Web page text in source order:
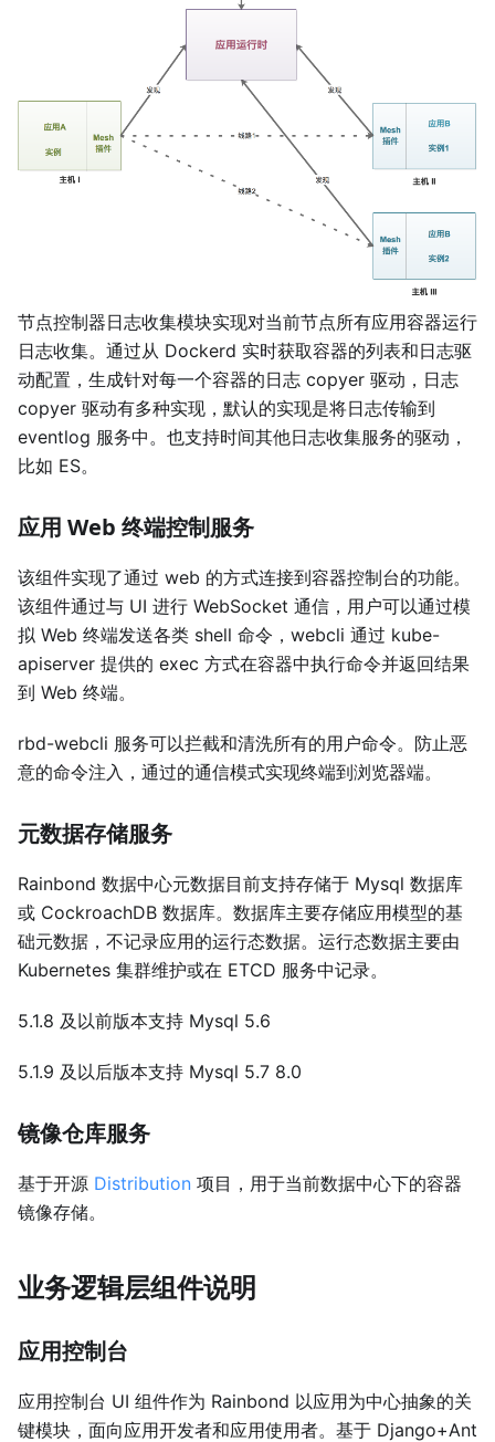
节点控制器日志收集模块实现对当前节点所有应用容器运行
日志收集。通过从 Dockerd 实时获取容器的列表和日志驱
动配置，生成针对每一个容器的日志 copyer 驱动，日志
copyer 驱动有多种实现，默认的实现是将日志传输到
eventlog 服务中。也支持时间其他日志收集服务的驱动，
比如 ES。
应用 Web 终端控制服务
该组件实现了通过 web 的方式连接到容器控制台的功能。
该组件通过与 UI 进行 WebSocket 通信，用户可以通过模
拟 Web 终端发送各类 shell 命令，webcli 通过 kube-
apiserver 提供的 exec 方式在容器中执行命令并返回结果
到 Web 终端。
rbd-webcli 服务可以拦截和清洗所有的用户命令。防止恶
意的命令注入，通过的通信模式实现终端到浏览器端。
元数据存储服务
Rainbond 数据中心元数据目前支持存储于 Mysql 数据库
或 CockroachDB 数据库。数据库主要存储应用模型的基
础元数据，不记录应用的运行态数据。运行态数据主要由
Kubernetes 集群维护或在 ETCD 服务中记录。
5.1.8 及以前版本支持 Mysql 5.6
5.1.9 及以后版本支持 Mysql 5.7 8.0
镜像仓库服务
基于开源 Distribution 项目，用于当前数据中心下的容器
镜像存储。
业务逻辑层组件说明
应用控制台
应用控制台 UI 组件作为 Rainbond 以应用为中心抽象的关
键模块，面向应用开发者和应用使用者。基于 Django+Ant